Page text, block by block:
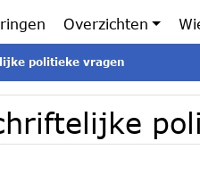
Overzichten
politieke vragen